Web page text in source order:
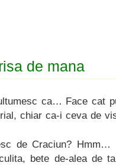
de mana
ca… Face cat
chiar ca-i ceva de
de Craciun? Hmm…
bete de-alea de